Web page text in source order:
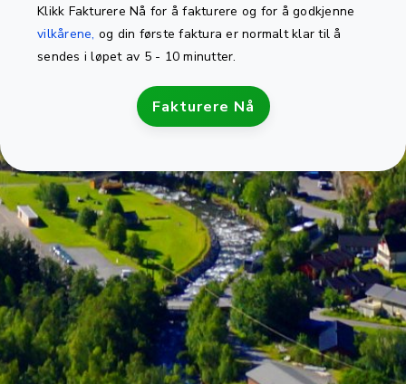
Klikk Fakturere Nå for å fakturere og for å godkjenne
vilkårene, og din første faktura er normalt klar til å
sendes i løpet av 5 - 10 minutter.